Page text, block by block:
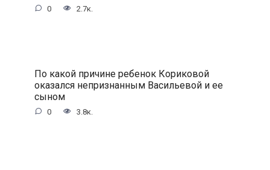
0 2.7к.
По какой причине ребенок Кориковой
оказался непризнанным Васильевой и ее
сыном
0 3.8к.